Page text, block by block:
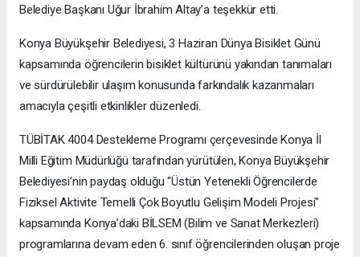
Belediye Başkanı Uğur İbrahim Altay’a teşekkür etti.
Konya Büyükşehir Belediyesi, 3 Haziran Dünya Bisiklet Günü
kapsamında öğrencilerin bisiklet kültürünü yakından tanımaları
ve sürdürülebilir ulaşım konusunda farkındalık kazanmaları
amacıyla çeşitli etkinlikler düzenledi.
TÜBİTAK 4004 Destekleme Programı çerçevesinde Konya İl
Milli Eğitim Müdürlüğü tarafından yürütülen, Konya Büyükşehir
Belediyesi’nin paydaş olduğu "Üstün Yetenekli Öğrencilerde
Fiziksel Aktivite Temelli Çok Boyutlu Gelişim Modeli Projesi"
kapsamında Konya’daki BİLSEM (Bilim ve Sanat Merkezleri)
programlarına devam eden 6. sınıf öğrencilerinden oluşan proje